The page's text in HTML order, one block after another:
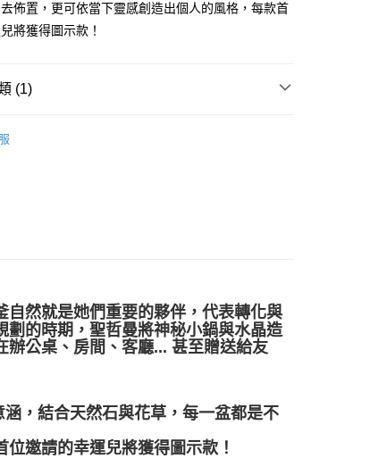
（台灣）
島）
佈置，更可依當下靈感創造出個人的風格，每款首
將獲得圖示款！
(1)
自然就是她們重要的夥伴，代表轉化與
的時期，聖哲曼將神秘小鍋與水晶造
公桌、房間、客廳... 甚至贈送給友
，結合天然石與花草，每一盆都是不
邀請的幸運兒將獲得圖示款！